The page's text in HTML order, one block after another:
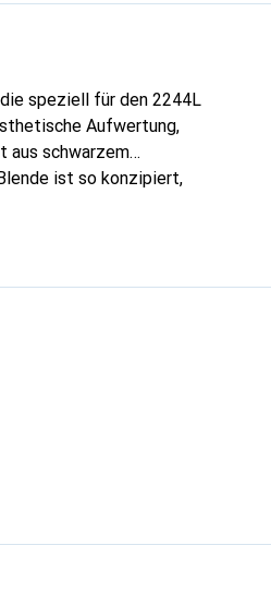
speziell für den 2244L
Aufwertung,
aus schwarzem
ist so konzipiert,
zum Einsatz